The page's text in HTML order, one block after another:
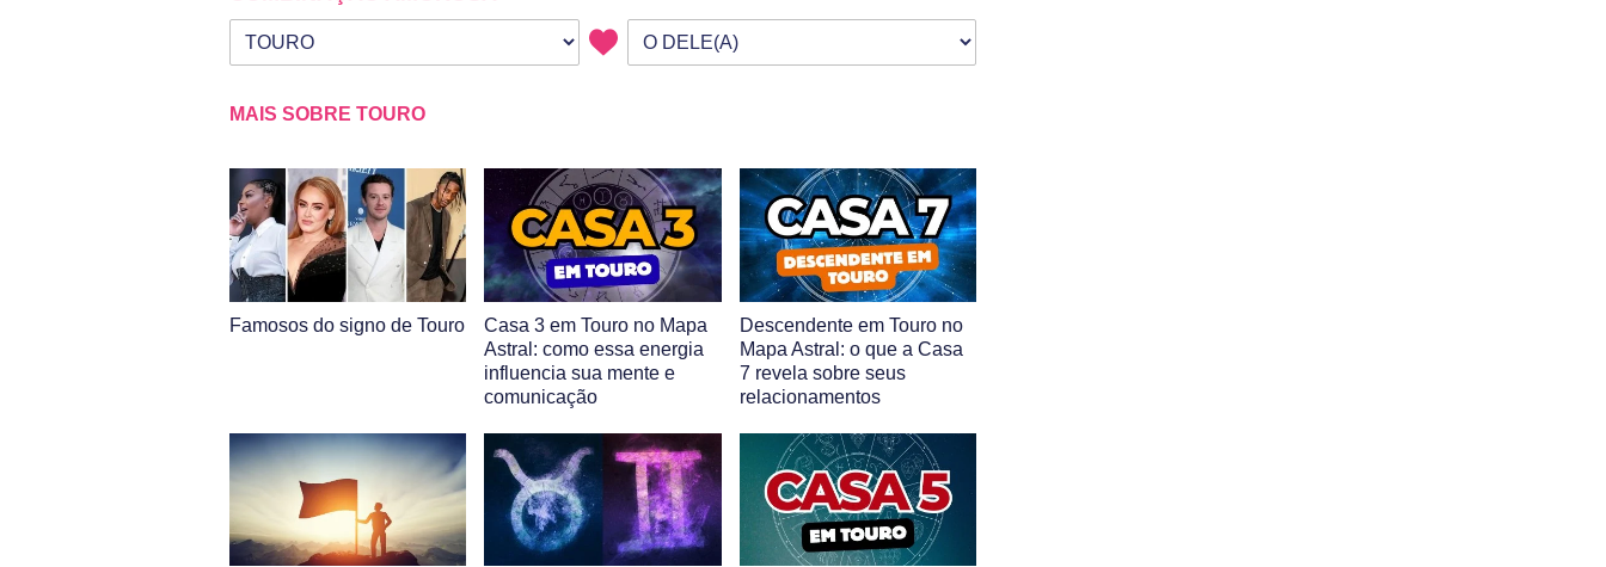
Seu signo
Signo da outra pessoa
MAIS SOBRE TOURO
Famosos do signo de Touro
Casa 3 em Touro no Mapa
Astral: como essa energia
influencia sua mente e
comunicação
Descendente em Touro no
Mapa Astral: o que a Casa
7 revela sobre seus
relacionamentos